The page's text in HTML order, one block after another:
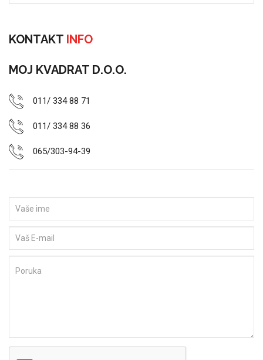
KONTAKT INFO
MOJ KVADRAT D.O.O.
011/ 334 88 71
011/ 334 88 36
065/303-94-39